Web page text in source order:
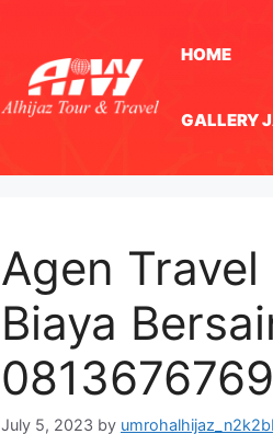
HOME
GALLERY
Agen
Biaya
July 5, 2023 by